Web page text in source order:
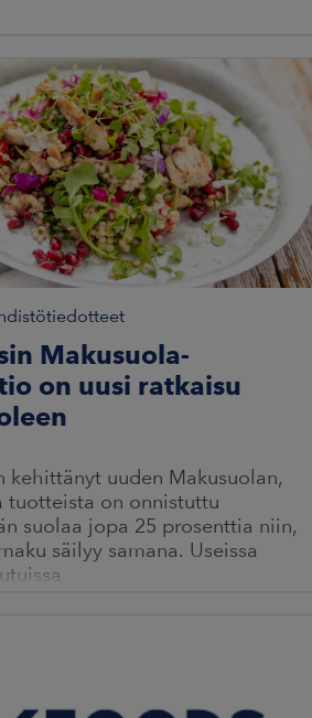
Makusuola-
on uusi ratkaisu
kehittänyt uuden Makusuolan,
tuotteista on onnistuttu
suolaa jopa 25 prosenttia niin,
säilyy samana. Useissa